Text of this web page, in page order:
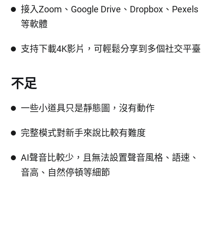
接入Zoom、Google Drive、Dropbox、Pexels
等軟體
支持下載4K影片，可輕鬆分享到多個社交平臺
不足
一些小道具只是靜態圖，沒有動作
完整模式對新手來說比較有難度
AI聲音比較少，且無法設置聲音風格、語速、
音高、自然停頓等細節